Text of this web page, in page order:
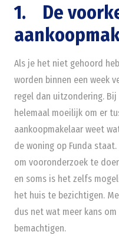
1. De
Als je het niet gehoord
worden binnen een week
regel dan uitzondering.
helemaal moeilijk om er
aankoopmakelaar weet
de woning op Funda
om vooronderzoek te
en soms is het zelfs
het huis te bezichtigen.
dus net wat meer kans
bemachtigen.